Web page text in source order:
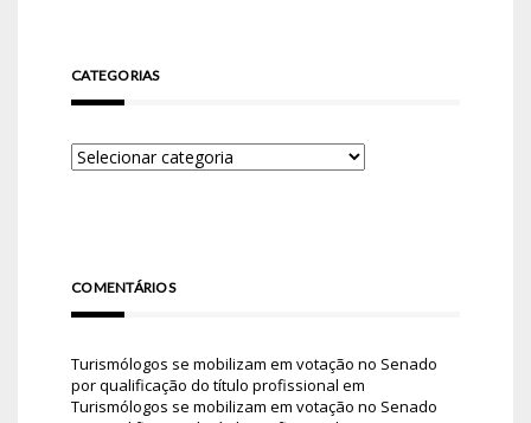
CATEGORIAS
COMENTÁRIOS
Turismólogos se mobilizam em votação no Senado
por qualificação do título profissional em
Turismólogos se mobilizam em votação no Senado